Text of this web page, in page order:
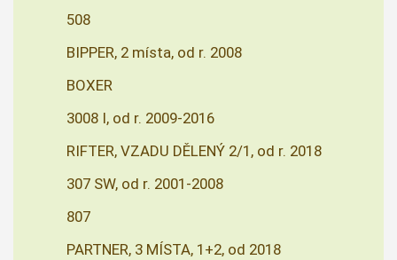
508
BIPPER, 2 místa, od r. 2008
BOXER
3008 I, od r. 2009-2016
RIFTER, VZADU DĚLENÝ 2/1, od r. 2018
307 SW, od r. 2001-2008
807
PARTNER, 3 MÍSTA, 1+2, od 2018